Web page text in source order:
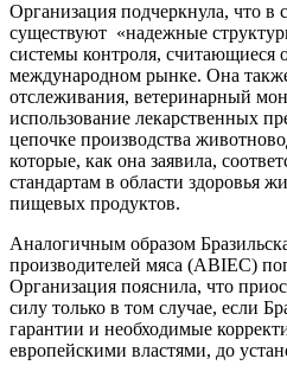
Организация подчеркнула, что в
существуют «надежные
системы контроля, считающиеся
международном рынке. Она
отслеживания, ветеринарный
использование лекарственных
цепочке производства
которые, как она заявила,
стандартам в области здоровья
пищевых продуктов.
Аналогичным образом
производителей мяса (ABIEC)
Организация пояснила, что
силу только в том случае, если
гарантии и необходимые
европейскими властями, до